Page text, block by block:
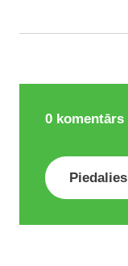
0 komentārs